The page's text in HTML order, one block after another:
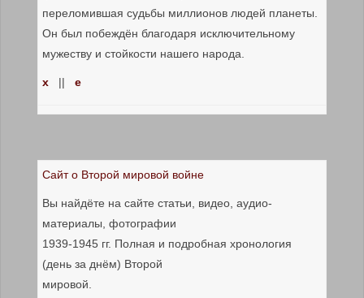
переломившая судьбы миллионов людей планеты.
Он был побеждён благодаря исключительному
мужеству и стойкости нашего народа.
x || е
Сайт о Второй мировой войне
Вы найдёте на сайте статьи, видео, аудио-
материалы, фотографии
1939-1945 гг. Полная и подробная хронология
(день за днём) Второй
мировой.